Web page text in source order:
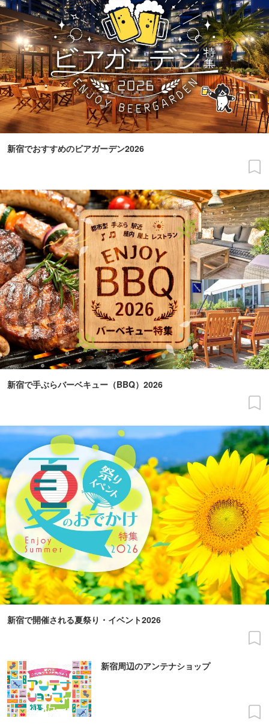
新宿でおすすめのビアガーデン2026
新宿で手ぶらバーベキュー（BBQ）2026
新宿で開催される夏祭り・イベント2026
新宿周辺のアンテナショップ